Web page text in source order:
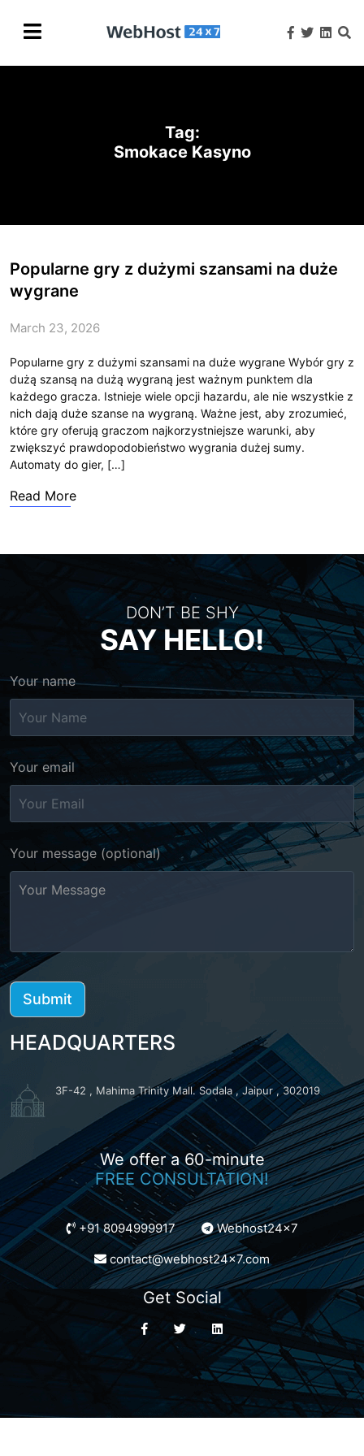
Tag:
Smokace Kasyno
Popularne gry z dużymi szansami na duże
wygrane
March 23, 2026
Popularne gry z dużymi szansami na duże wygrane Wybór gry z
dużą szansą na dużą wygraną jest ważnym punktem dla
każdego gracza. Istnieje wiele opcji hazardu, ale nie wszystkie z
nich dają duże szanse na wygraną. Ważne jest, aby zrozumieć,
które gry oferują graczom najkorzystniejsze warunki, aby
zwiększyć prawdopodobieństwo wygrania dużej sumy.
Automaty do gier, […]
Read More
DON’T BE SHY
SAY HELLO!
Your name
Your email
Your message (optional)
HEADQUARTERS
3F-42 , Mahima Trinity Mall. Sodala , Jaipur , 302019
We offer a 60-minute
FREE CONSULTATION!
+91 8094999917
Webhost24x7
contact@webhost24x7.com
Get Social